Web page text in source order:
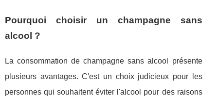
Pourquoi choisir un champagne sans
alcool ?
La consommation de champagne sans alcool présente
plusieurs avantages. C'est un choix judicieux pour les
personnes qui souhaitent éviter l'alcool pour des raisons